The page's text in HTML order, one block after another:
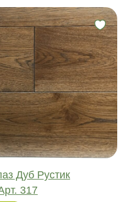
Дуб Рустик
317